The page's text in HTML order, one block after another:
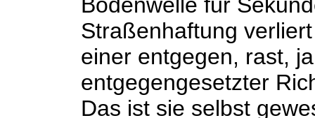
Straßenhaftung
einer entgegen, rast,
entgegengesetzter
Das ist sie selbst